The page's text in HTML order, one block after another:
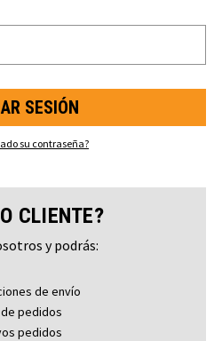
su contraseña?
CLIENTE?
y podrás:
de envío
pedidos
pedidos